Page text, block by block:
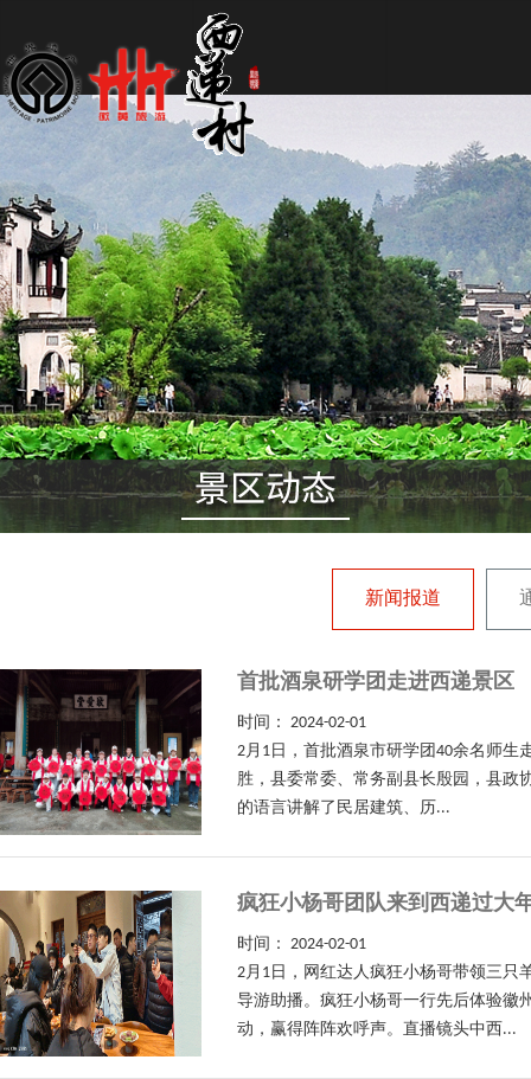
新闻报道
首批酒泉研学团走进西递景区
时间： 2024-02-01
2月1日，首批酒泉市研学团40余名师生
胜，县委常委、常务副县长殷园，县政
的语言讲解了民居建筑、历...
疯狂小杨哥团队来到西递过大
时间： 2024-02-01
2月1日，网红达人疯狂小杨哥带领三只
导游助播。疯狂小杨哥一行先后体验徽
动，赢得阵阵欢呼声。直播镜头中西...